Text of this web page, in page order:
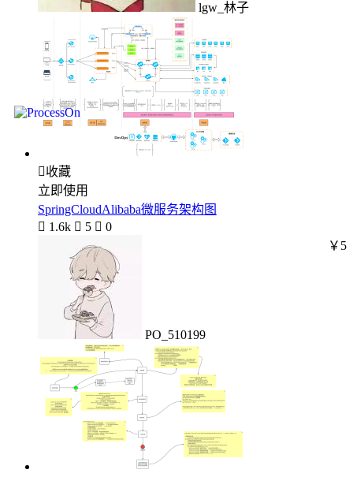
lgw_林子
收藏
立即使用
SpringCloudAlibaba微服务架构图
 1.6k  5  0
PO_510199
￥5